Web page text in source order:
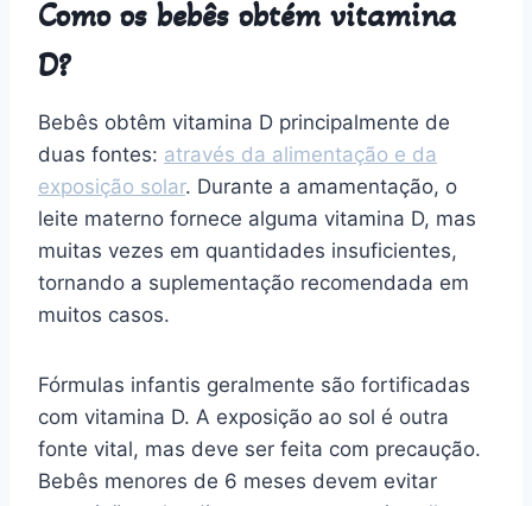
Como os bebês obtém vitamina
D?
Bebês obtêm vitamina D principalmente de
duas fontes: através da alimentação e da
exposição solar. Durante a amamentação, o
leite materno fornece alguma vitamina D, mas
muitas vezes em quantidades insuficientes,
tornando a suplementação recomendada em
muitos casos.
Fórmulas infantis geralmente são fortificadas
com vitamina D. A exposição ao sol é outra
fonte vital, mas deve ser feita com precaução.
Bebês menores de 6 meses devem evitar